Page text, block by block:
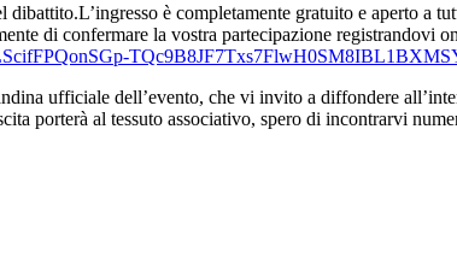
è completamente gratuito e aperto a
di confermare la vostra partecipazione registrandovi
ufficiale dell’evento, che vi invito a diffondere
porterà al tessuto associativo, spero di incontrarvi